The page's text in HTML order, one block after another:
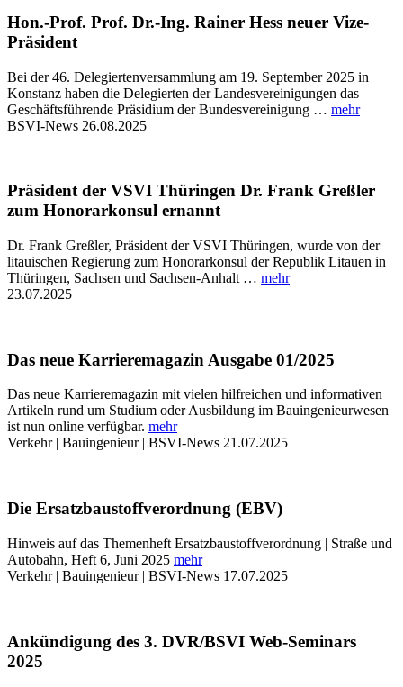
Hon.-Prof. Prof. Dr.-Ing. Rainer Hess neuer Vize-
Präsident
Bei der 46. Delegiertenversammlung am 19. September 2025 in
Konstanz haben die Delegierten der Landesvereinigungen das
Geschäftsführende Präsidium der Bundesvereinigung … mehr
BSVI-News 26.08.2025
Präsident der VSVI Thüringen Dr. Frank Greßler
zum Honorarkonsul ernannt
Dr. Frank Greßler, Präsident der VSVI Thüringen, wurde von der
litauischen Regierung zum Honorarkonsul der Republik Litauen in
Thüringen, Sachsen und Sachsen-Anhalt … mehr
23.07.2025
Das neue Karrieremagazin Ausgabe 01/2025
Das neue Karrieremagazin mit vielen hilfreichen und informativen
Artikeln rund um Studium oder Ausbildung im Bauingenieurwesen
ist nun online verfügbar. mehr
Verkehr | Bauingenieur | BSVI-News 21.07.2025
Die Ersatzbaustoffverordnung (EBV)
Hinweis auf das Themenheft Ersatzbaustoffverordnung | Straße und
Autobahn, Heft 6, Juni 2025 mehr
Verkehr | Bauingenieur | BSVI-News 17.07.2025
Ankündigung des 3. DVR/BSVI Web-Seminars
2025